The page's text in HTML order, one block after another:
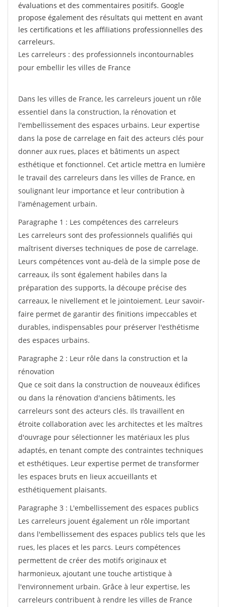
évaluations et des commentaires positifs. Google
propose également des résultats qui mettent en avant
les certifications et les affiliations professionnelles des
carreleurs.
Les carreleurs : des professionnels incontournables
pour embellir les villes de France
Dans les villes de France, les carreleurs jouent un rôle
essentiel dans la construction, la rénovation et
l'embellissement des espaces urbains. Leur expertise
dans la pose de carrelage en fait des acteurs clés pour
donner aux rues, places et bâtiments un aspect
esthétique et fonctionnel. Cet article mettra en lumière
le travail des carreleurs dans les villes de France, en
soulignant leur importance et leur contribution à
l'aménagement urbain.
Paragraphe 1 : Les compétences des carreleurs
Les carreleurs sont des professionnels qualifiés qui
maîtrisent diverses techniques de pose de carrelage.
Leurs compétences vont au-delà de la simple pose de
carreaux, ils sont également habiles dans la
préparation des supports, la découpe précise des
carreaux, le nivellement et le jointoiement. Leur savoir-
faire permet de garantir des finitions impeccables et
durables, indispensables pour préserver l'esthétisme
des espaces urbains.
Paragraphe 2 : Leur rôle dans la construction et la
rénovation
Que ce soit dans la construction de nouveaux édifices
ou dans la rénovation d'anciens bâtiments, les
carreleurs sont des acteurs clés. Ils travaillent en
étroite collaboration avec les architectes et les maîtres
d'ouvrage pour sélectionner les matériaux les plus
adaptés, en tenant compte des contraintes techniques
et esthétiques. Leur expertise permet de transformer
les espaces bruts en lieux accueillants et
esthétiquement plaisants.
Paragraphe 3 : L'embellissement des espaces publics
Les carreleurs jouent également un rôle important
dans l'embellissement des espaces publics tels que les
rues, les places et les parcs. Leurs compétences
permettent de créer des motifs originaux et
harmonieux, ajoutant une touche artistique à
l'environnement urbain. Grâce à leur expertise, les
carreleurs contribuent à rendre les villes de France